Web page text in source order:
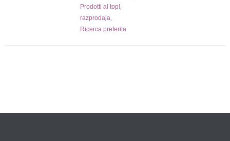
Prodotti al top!,
razprodaja,
Ricerca preferita